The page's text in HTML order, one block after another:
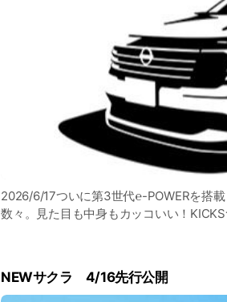
2026/6/17ついに第3世代℮-POWERを搭
数々。見た目も中身もカッコいい！KICKS
NEWサクラ 4/16先行公開